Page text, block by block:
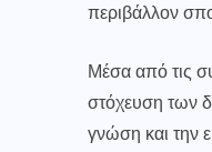
περιβάλλον
Μέσα από τις
στόχευση των
γνώση και την